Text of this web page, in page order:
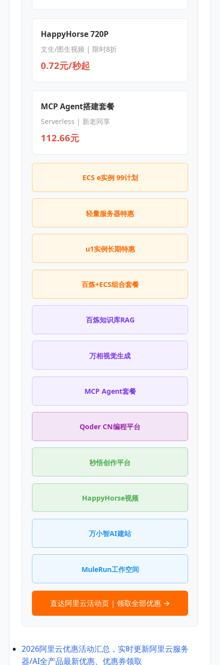
HappyHorse 720P
文生/图生视频 | 限时8折
0.72元/秒起
MCP Agent搭建套餐
Serverless | 新老同享
112.66元
ECS e实例 99计划
轻量服务器特惠
u1实例长期特惠
百炼+ECS组合套餐
百炼知识库RAG
万相视觉生成
MCP Agent套餐
Qoder CN编程平台
秒悟创作平台
HappyHorse视频
万小智AI建站
MuleRun工作空间
直达阿里云活动页 | 领取全部优惠 →
2026阿里云优惠活动汇总，实时更新阿里云服务
器/AI全产品最新优惠、优惠券领取